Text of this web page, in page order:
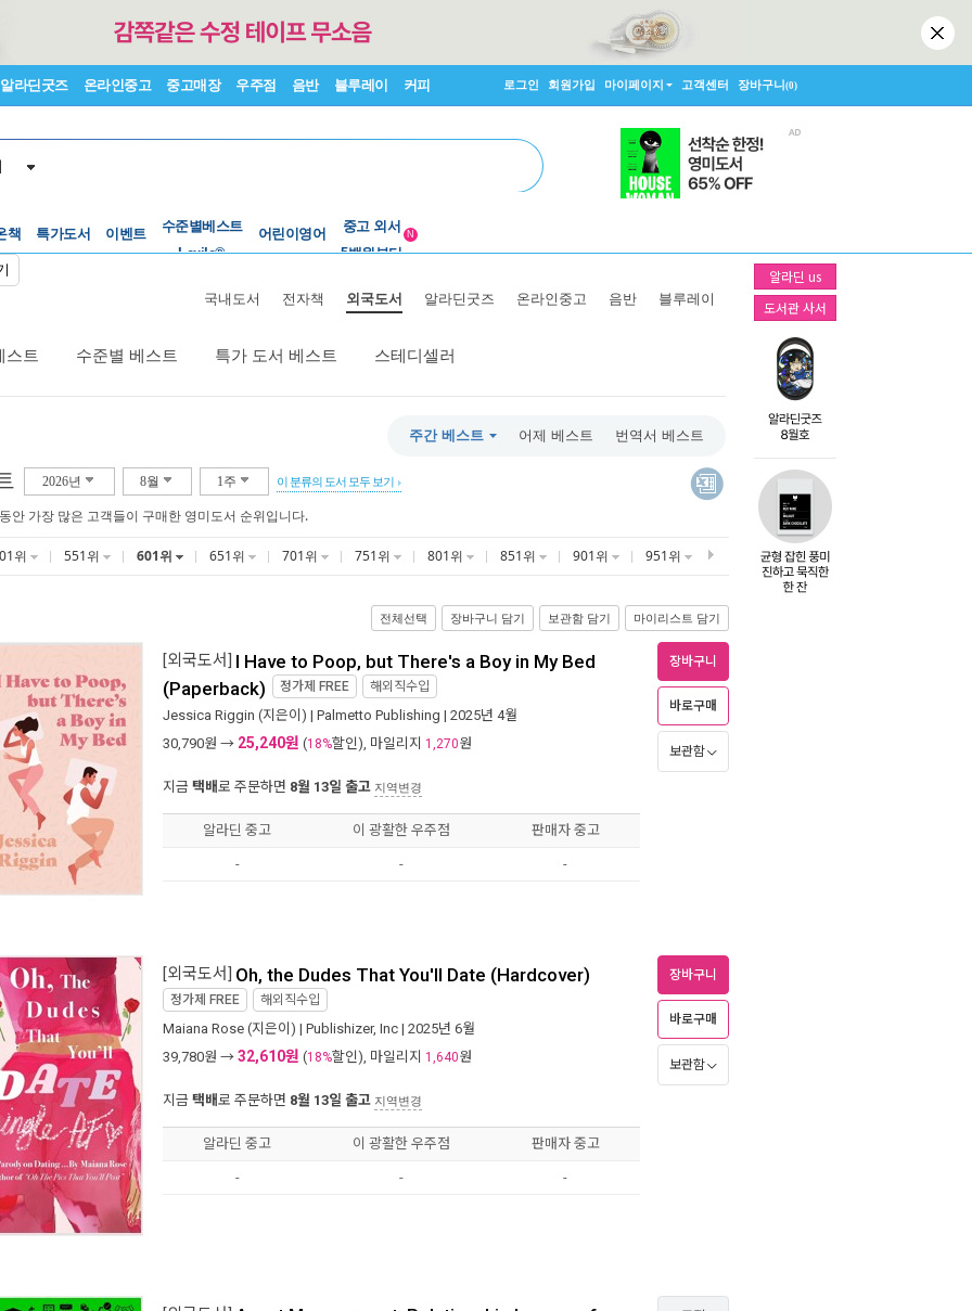
알라딘굿즈 온라인중고 중고매장 우주점 음반 블루레이 커피 로그인 회원가입 마이페이지 고객센터 장바구니(0)
책 특가도서 이벤트
Lexile®
어린이영어
5백원부터
N
알라딘 us
도서관 사서
국내도서 전자책 외국도서 알라딘굿즈 온라인중고 음반 블루레이
스트 수준별 베스트 특가 도서 베스트 스테디셀러
주간 베스트 어제 베스트 번역서 베스트
2026년 8월 1주 이 분류의 도서 모두 보기
안 가장 많은 고객들이 구매한 영미도서 순위입니다.
위 551위 601위 651위 701위 751위 801위 851위 901위 951위
전체선택 장바구니 담기 보관함 담기 마이리스트 담기
[외국도서] I Have to Poop, but There's a Boy in My Bed
(Paperback) 정가제 FREE 해외직수입
Jessica Riggin (지은이) | Palmetto Publishing | 2025년 4월
30,790원 → 25,240원 (18%할인), 마일리지 1,270원
지금 택배로 주문하면 8월 13일 출고 지역변경
장바구니
바로구매
보관함
알라딘 중고 이 광활한 우주점 판매자 중고
- - -
[외국도서] Oh, the Dudes That You'll Date (Hardcover)
정가제 FREE 해외직수입
Maiana Rose (지은이) | Publishizer, Inc | 2025년 6월
39,780원 → 32,610원 (18%할인), 마일리지 1,640원
지금 택배로 주문하면 8월 13일 출고 지역변경
장바구니
바로구매
보관함
알라딘 중고 이 광활한 우주점 판매자 중고
- - -